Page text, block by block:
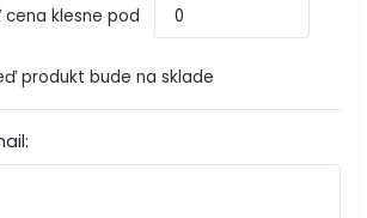
cena klesne pod
produkt bude na sklade